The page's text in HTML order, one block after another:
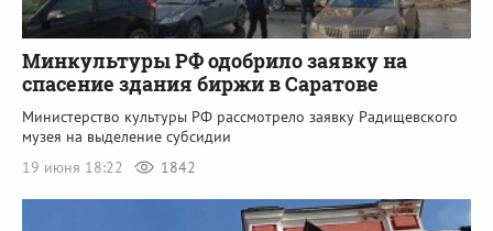
Минкультуры РФ одобрило заявку на
спасение здания биржи в Саратове
Министерство культуры РФ рассмотрело заявку Радищевского
музея на выделение субсидии
19 июня 18:22
1842